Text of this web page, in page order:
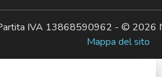
IVA 13868590962 - © 2026
Mappa del sito